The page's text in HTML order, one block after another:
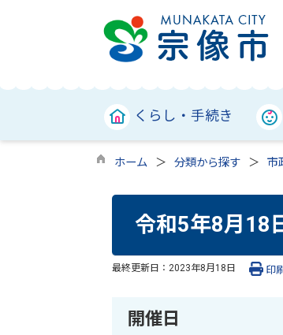
くらし・手続き
ホーム 分類から探す 市
令和5年8月18
最終更新日： 2023年8月18日 印刷
開催日